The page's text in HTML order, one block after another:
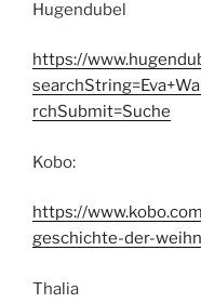
Hugendubel
https://
rchSubmit=Suche
Kobo:
https://
geschichte-der-
Thalia